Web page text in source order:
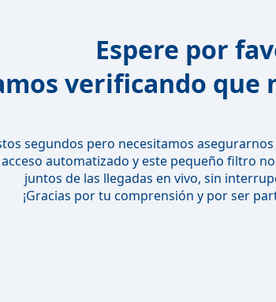
Espere por
verificando que
segundos pero necesitamos
automatizado y este pequeño filtro
juntos de las llegadas en vivo, sin
¡Gracias por tu comprensión y por ser